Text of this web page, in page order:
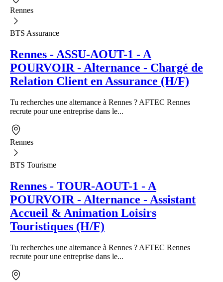
Rennes
BTS Assurance
Rennes - ASSU-AOUT-1 - A
POURVOIR - Alternance - Chargé de
Relation Client en Assurance (H/F)
Tu recherches une alternance à Rennes ? AFTEC Rennes
recrute pour une entreprise dans le...
Rennes
BTS Tourisme
Rennes - TOUR-AOUT-1 - A
POURVOIR - Alternance - Assistant
Accueil & Animation Loisirs
Touristiques (H/F)
Tu recherches une alternance à Rennes ? AFTEC Rennes
recrute pour une entreprise dans le...